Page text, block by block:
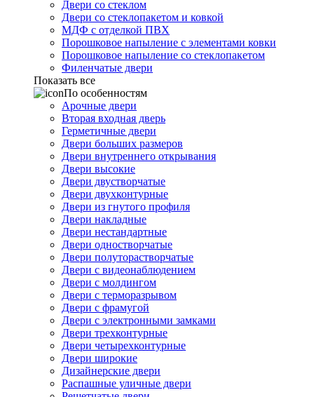
Двери со стеклом
Двери со стеклопакетом и ковкой
МДФ с отделкой ПВХ
Порошковое напыление с элементами ковки
Порошковое напыление со стеклопакетом
Филенчатые двери
Показать все
По особенностям
Арочные двери
Вторая входная дверь
Герметичные двери
Двери больших размеров
Двери внутреннего открывания
Двери высокие
Двери двустворчатые
Двери двухконтурные
Двери из гнутого профиля
Двери накладные
Двери нестандартные
Двери одностворчатые
Двери полуторастворчатые
Двери с видеонаблюдением
Двери с молдингом
Двери с терморазрывом
Двери с фрамугой
Двери с электронными замками
Двери трехконтурные
Двери четырехконтурные
Двери широкие
Дизайнерские двери
Распашные уличные двери